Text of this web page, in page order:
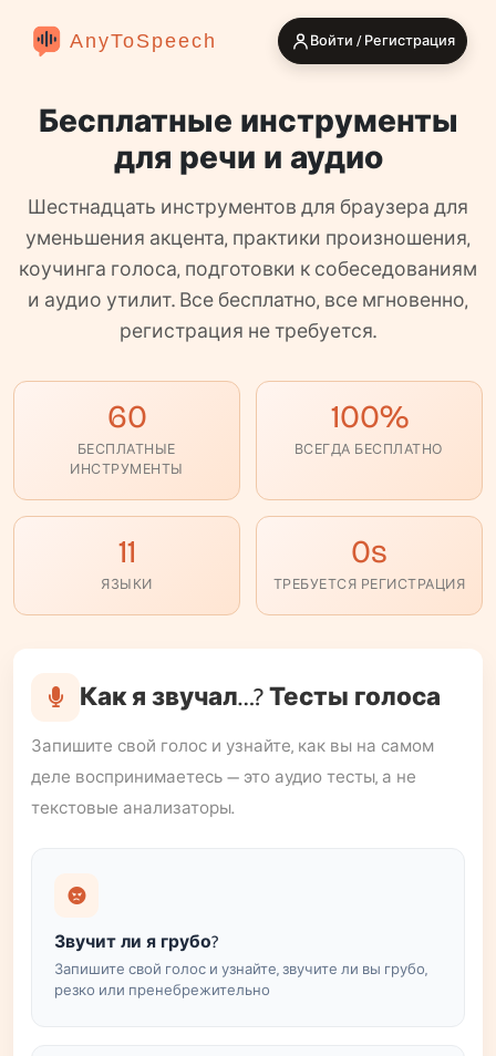
AnyToSpeech Войти / Регистрация
Бесплатные инструменты
для речи и аудио
Шестнадцать инструментов для браузера для
уменьшения акцента, практики произношения,
коучинга голоса, подготовки к собеседованиям
и аудио утилит. Все бесплатно, все мгновенно,
регистрация не требуется.
60
БЕСПЛАТНЫЕ
ИНСТРУМЕНТЫ
100%
ВСЕГДА БЕСПЛАТНО
11
ЯЗЫКИ
0s
ТРЕБУЕТСЯ РЕГИСТРАЦИЯ
Как я звучал…? Тесты голоса
Запишите свой голос и узнайте, как вы на самом
деле воспринимаетесь — это аудио тесты, а не
текстовые анализаторы.
Звучит ли я грубо?
Запишите свой голос и узнайте, звучите ли вы грубо,
резко или пренебрежительно